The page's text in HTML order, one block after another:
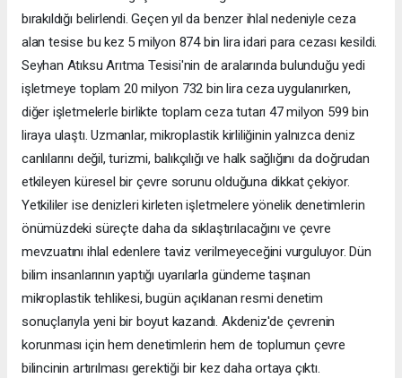
bırakıldığı belirlendi. Geçen yıl da benzer ihlal nedeniyle ceza
alan tesise bu kez 5 milyon 874 bin lira idari para cezası kesildi.
Seyhan Atıksu Arıtma Tesisi'nin de aralarında bulunduğu yedi
işletmeye toplam 20 milyon 732 bin lira ceza uygulanırken,
diğer işletmelerle birlikte toplam ceza tutarı 47 milyon 599 bin
liraya ulaştı. Uzmanlar, mikroplastik kirliliğinin yalnızca deniz
canlılarını değil, turizmi, balıkçılığı ve halk sağlığını da doğrudan
etkileyen küresel bir çevre sorunu olduğuna dikkat çekiyor.
Yetkililer ise denizleri kirleten işletmelere yönelik denetimlerin
önümüzdeki süreçte daha da sıklaştırılacağını ve çevre
mevzuatını ihlal edenlere taviz verilmeyeceğini vurguluyor. Dün
bilim insanlarının yaptığı uyarılarla gündeme taşınan
mikroplastik tehlikesi, bugün açıklanan resmi denetim
sonuçlarıyla yeni bir boyut kazandı. Akdeniz'de çevrenin
korunması için hem denetimlerin hem de toplumun çevre
bilincinin artırılması gerektiği bir kez daha ortaya çıktı.